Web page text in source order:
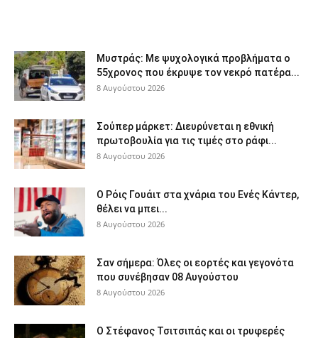
Μυστράς: Με ψυχολογικά προβλήματα ο
55χρονος που έκρυψε τον νεκρό πατέρα...
8 Αυγούστου 2026
Σούπερ μάρκετ: Διευρύνεται η εθνική
πρωτοβουλία για τις τιμές στο ράφι...
8 Αυγούστου 2026
Ο Ρόις Γουάιτ στα χνάρια του Ενές Κάντερ,
θέλει να μπει...
8 Αυγούστου 2026
Σαν σήμερα: Όλες οι εορτές και γεγονότα
που συνέβησαν 08 Αυγούστου
8 Αυγούστου 2026
Ο Στέφανος Τσιτσιπάς και οι τρυφερές